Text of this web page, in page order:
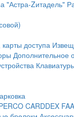
"Астра-Zитадель"
доступа
Дополнительное
CARDDEX